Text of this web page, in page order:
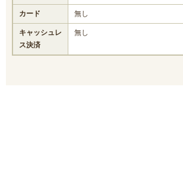
カード 無し
キャッシュレ
ス決済
無し